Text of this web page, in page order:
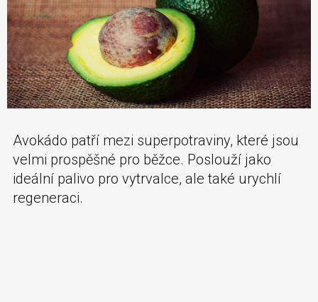
Avokádo patří mezi superpotraviny, které jsou
velmi prospěšné pro běžce. Poslouží jako
ideální palivo pro vytrvalce, ale také urychlí
regeneraci.